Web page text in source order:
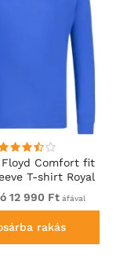
Floyd Comfort fit
T-shirt Royal
Blue
12 990 Ftáfával
rakás